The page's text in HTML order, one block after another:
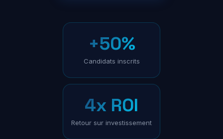
+50%
Candidats inscrits
4x ROI
Retour sur investissement